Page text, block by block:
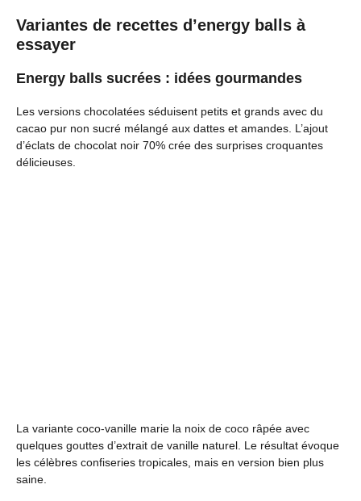
Variantes de recettes d’energy balls à
essayer
Energy balls sucrées : idées gourmandes
Les versions chocolatées séduisent petits et grands avec du
cacao pur non sucré mélangé aux dattes et amandes. L’ajout
d’éclats de chocolat noir 70% crée des surprises croquantes
délicieuses.
La variante coco-vanille marie la noix de coco râpée avec
quelques gouttes d’extrait de vanille naturel. Le résultat évoque
les célèbres confiseries tropicales, mais en version bien plus
saine.